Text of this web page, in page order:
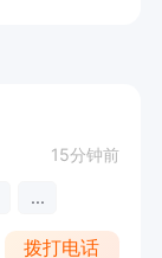
15分钟前
...
拨打电话